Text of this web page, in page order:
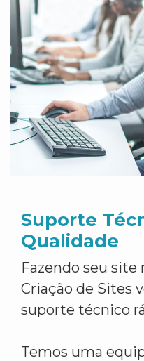
Suporte
Qualidade
Fazendo seu site
Criação de Sites
suporte técnico
Temos uma